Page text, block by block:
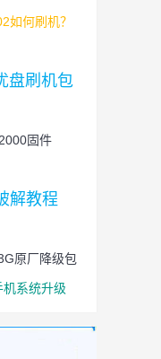
如何刷机？
盘刷机包
固件
解教程
原厂降级包
系统升级